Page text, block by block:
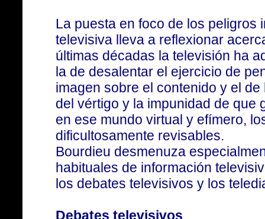
La puesta en foco de los peligros
televisiva lleva a reflexionar
últimas décadas la televisión ha
la de desalentar el ejercicio de
imagen sobre el contenido y el
del vértigo y la impunidad de que
en ese mundo virtual y efímero,
dificultosamente revisables.
Bourdieu desmenuza
habituales de información
los debates televisivos y los
Debates televisivos